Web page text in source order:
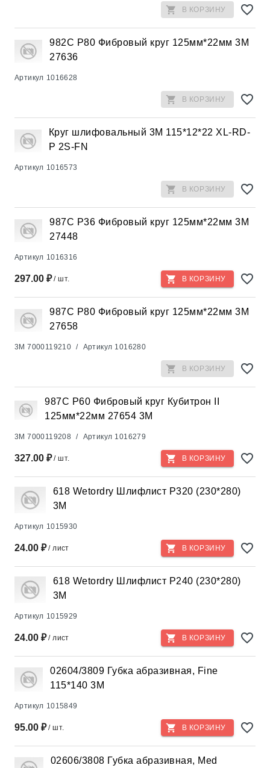
В КОРЗИНУ
982С Р80 Фибровый круг 125мм*22мм 3М
27636
Артикул 1016628
В КОРЗИНУ
Круг шлифовальный 3М 115*12*22 XL-RD-
P 2S-FN
Артикул 1016573
В КОРЗИНУ
987С Р36 Фибровый круг 125мм*22мм 3М
27448
Артикул 1016316
297.00 ₽/ шт. В КОРЗИНУ
987С Р80 Фибровый круг 125мм*22мм 3М
27658
3M 7000119210 / Артикул 1016280
В КОРЗИНУ
987С Р60 Фибровый круг Кубитрон II
125мм*22мм 27654 3М
3M 7000119208 / Артикул 1016279
327.00 ₽/ шт. В КОРЗИНУ
618 Wetordry Шлифлист Р320 (230*280)
3М
Артикул 1015930
24.00 ₽/ лист В КОРЗИНУ
618 Wetordry Шлифлист Р240 (230*280)
3М
Артикул 1015929
24.00 ₽/ лист В КОРЗИНУ
02604/3809 Губка абразивная, Fine
115*140 3М
Артикул 1015849
95.00 ₽/ шт. В КОРЗИНУ
02606/3808 Губка абразивная, Med